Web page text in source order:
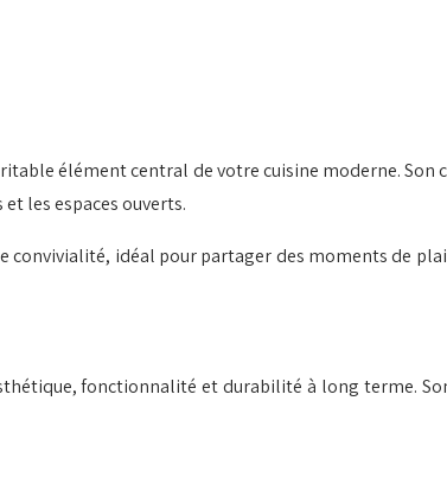
élément central de votre cuisine moderne. Son
les espaces ouverts.
convivialité, idéal pour partager des moments de
fonctionnalité et durabilité à long terme.